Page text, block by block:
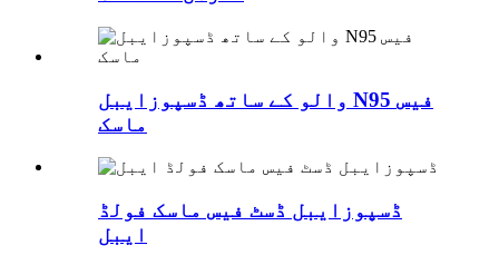
والو کے ساتھ ڈسپوزایبل N95 فیس
ماسک
ڈسپوزایبل ڈسٹ فیس ماسک فولڈ
ایبل